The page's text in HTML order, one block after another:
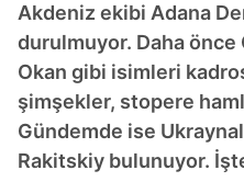
Akdeniz ekibi Adana
durulmuyor. Daha
Okan gibi isimleri
şimşekler, stopere
Gündemde ise
Rakitskiy bulunuyor.